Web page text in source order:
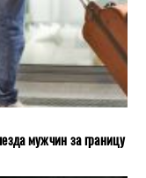
мужчин за границу